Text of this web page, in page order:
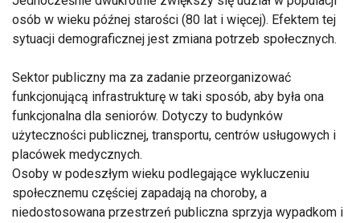
osób w wieku późnej starości (80 lat i więcej). Efektem tej
sytuacji demograficznej jest zmiana potrzeb społecznych.
Sektor publiczny ma za zadanie przeorganizować
funkcjonującą infrastrukturę w taki sposób, aby była ona
funkcjonalna dla seniorów. Dotyczy to budynków
użyteczności publicznej, transportu, centrów usługowych i
placówek medycznych.
Osoby w podeszłym wieku podlegające wykluczeniu
społecznemu częściej zapadają na choroby, a
niedostosowana przestrzeń publiczna sprzyja wypadkom i